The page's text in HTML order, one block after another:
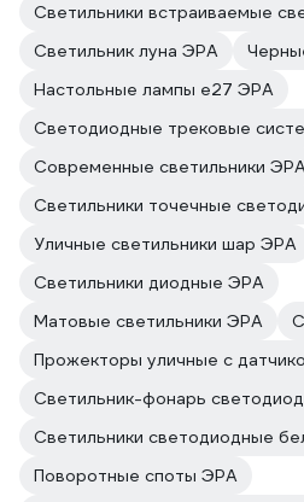
Светильник луна ЭРА
Настольные лампы e27 ЭРА
Светодиодные трековые
Современные светильники
Уличные светильники шар ЭРА
Светильники диодные ЭРА
Матовые светильники ЭРА
Прожекторы уличные с
Светильник-фонарь
Светильники светодиодные
Поворотные споты ЭРА